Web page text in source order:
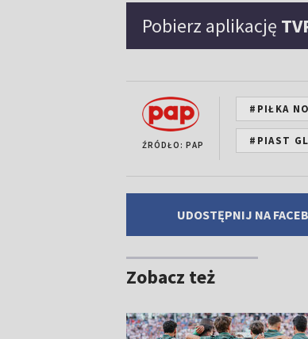
Pobierz aplikację
ŹRÓDŁO: PAP
#PIŁKA
#PIAST
UDOSTĘPNIJ NA
Zobacz też